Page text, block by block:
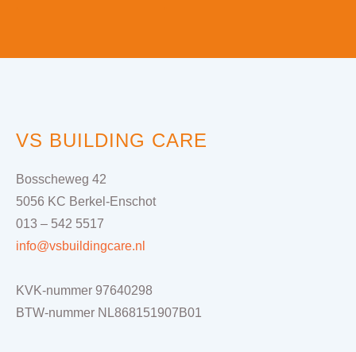
VS BUILDING CARE
Bosscheweg 42
5056 KC Berkel-Enschot
013 – 542 5517
info@vsbuildingcare.nl
KVK-nummer 97640298
BTW-nummer NL868151907B01